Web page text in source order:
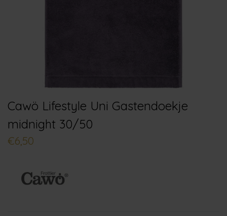
Cawö Lifestyle Uni Gastendoekje
midnight 30/50
€6,50